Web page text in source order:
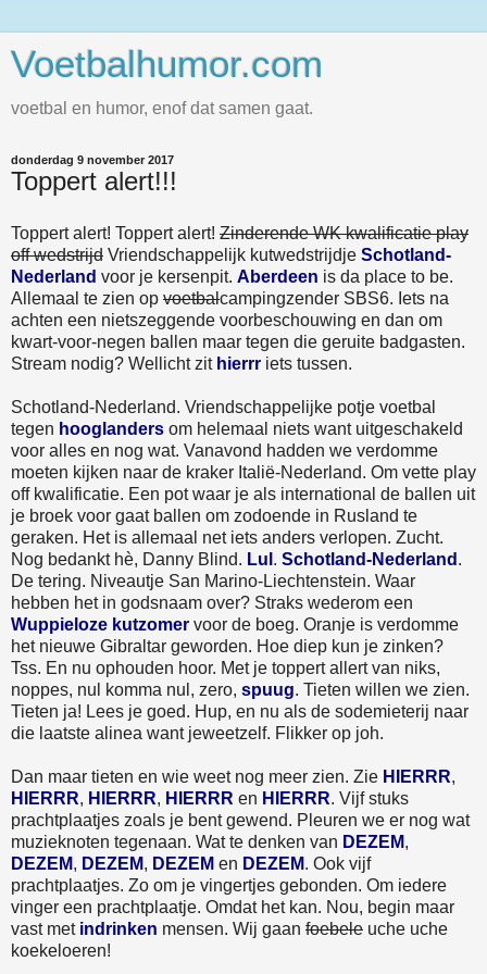
Voetbalhumor.com
voetbal en humor, enof dat samen gaat.
donderdag 9 november 2017
Toppert alert!!!
Toppert alert! Toppert alert! Zinderende WK kwalificatie play
off wedstrijd Vriendschappelijk kutwedstrijdje Schotland-
Nederland voor je kersenpit. Aberdeen is da place to be.
Allemaal te zien op voetbalcampingzender SBS6. Iets na
achten een nietszeggende voorbeschouwing en dan om
kwart-voor-negen ballen maar tegen die geruite badgasten.
Stream nodig? Wellicht zit hierrr iets tussen.
Schotland-Nederland. Vriendschappelijke potje voetbal
tegen hooglanders om helemaal niets want uitgeschakeld
voor alles en nog wat. Vanavond hadden we verdomme
moeten kijken naar de kraker Italië-Nederland. Om vette play
off kwalificatie. Een pot waar je als international de ballen uit
je broek voor gaat ballen om zodoende in Rusland te
geraken. Het is allemaal net iets anders verlopen. Zucht.
Nog bedankt hè, Danny Blind. Lul . Schotland-Nederland .
De tering. Niveautje San Marino-Liechtenstein. Waar
hebben het in godsnaam over? Straks wederom een
Wuppieloze kutzomer voor de boeg. Oranje is verdomme
het nieuwe Gibraltar geworden. Hoe diep kun je zinken?
Tss. En nu ophouden hoor. Met je toppert allert van niks,
noppes, nul komma nul, zero, spuug. Tieten willen we zien.
Tieten ja! Lees je goed. Hup, en nu als de sodemieterij naar
die laatste alinea want jeweetzelf. Flikker op joh.
Dan maar tieten en wie weet nog meer zien. Zie HIERRR,
HIERRR, HIERRR, HIERRR en HIERRR. Vijf stuks
prachtplaatjes zoals je bent gewend. Pleuren we er nog wat
muzieknoten tegenaan. Wat te denken van DEZEM,
DEZEM, DEZEM, DEZEM en DEZEM. Ook vijf
prachtplaatjes. Zo om je vingertjes gebonden. Om iedere
vinger een prachtplaatje. Omdat het kan. Nou, begin maar
vast met indrinken mensen. Wij gaan foebele uche uche
koekeloeren!